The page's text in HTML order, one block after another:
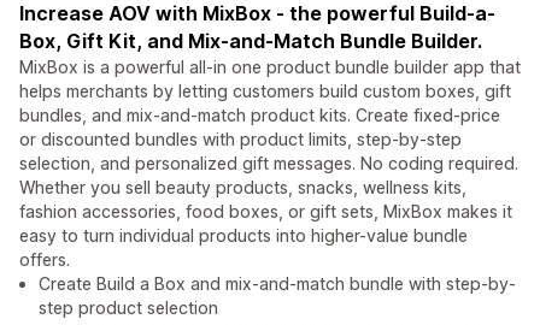
Increase AOV with MixBox - the powerful Build-a-
Box, Gift Kit, and Mix-and-Match Bundle Builder.
MixBox is a powerful all-in one product bundle builder app that
helps merchants by letting customers build custom boxes, gift
bundles, and mix-and-match product kits. Create fixed-price
or discounted bundles with product limits, step-by-step
selection, and personalized gift messages. No coding required.
Whether you sell beauty products, snacks, wellness kits,
fashion accessories, food boxes, or gift sets, MixBox makes it
easy to turn individual products into higher-value bundle
offers.
Create Build a Box and mix-and-match bundle with step-by-
step product selection